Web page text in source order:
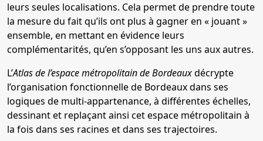
leurs seules localisations. Cela permet de prendre toute
la mesure du fait qu’ils ont plus à gagner en « jouant »
ensemble, en mettant en évidence leurs
complémentarités, qu’en s’opposant les uns aux autres.
L’Atlas de l’espace métropolitain de Bordeauxdécrypte
l’organisation fonctionnelle de Bordeaux dans ses
logiques de multi-appartenance, à différentes échelles,
dessinant et replaçant ainsi cet espace métropolitain à
la fois dans ses racines et dans ses trajectoires.